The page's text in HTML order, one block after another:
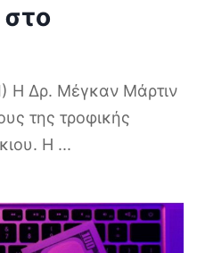
Η Δρ. Μέγκαν Μάρτιν
της τροφικής
Η ...